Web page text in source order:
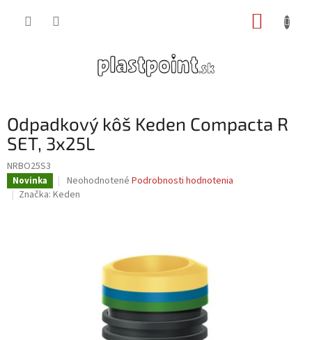
Odpadkový kôš Keden Compacta R
SET, 3x25L
NRBO25S3
Novinka
Priemerné
hodnotenie
hviezdičiek.
Neohodnotené Podrobnosti hodnotenia
Značka: Keden